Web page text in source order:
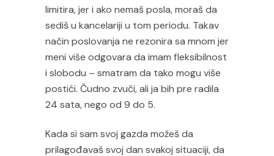
limitira, jer i ako nemaš posla, moraš da
sediš u kancelariji u tom periodu. Takav
način poslovanja ne rezonira sa mnom jer
meni više odgovara da imam fleksibilnost
i slobodu – smatram da tako mogu više
postići. Čudno zvuči, ali ja bih pre radila
24 sata, nego od 9 do 5.
Kada si sam svoj gazda možeš da
prilagođavaš svoj dan svakoj situaciji, da